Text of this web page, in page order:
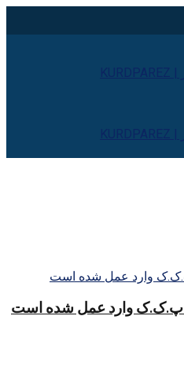
پ.ک.ک وارد عمل شده است